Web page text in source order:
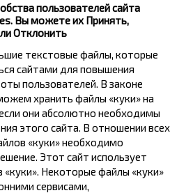
Купить
из Ялта
Купить
пользователей сайта
Вы можете их Принять,
Отклонить
текстовые файлы, которые
сайтами для повышения
пользователей. В законе
хранить файлы «куки» на
они абсолютно необходимы
этого сайта. В отношении всех
«куки» необходимо
Этот сайт использует
Некоторые файлы «куки»
сервисами,